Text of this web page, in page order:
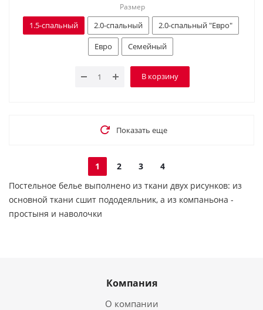
Размер
1.5-спальный 2.0-спальный
2.0-спальный "Евро"
Евро
Семейный
В корзину
Показать еще
1 2 3
4
Постельное белье выполнено из ткани двух рисунков: из
основной ткани сшит пододеяльник, а из компаньона -
простыня и наволочки
Компания
О компании